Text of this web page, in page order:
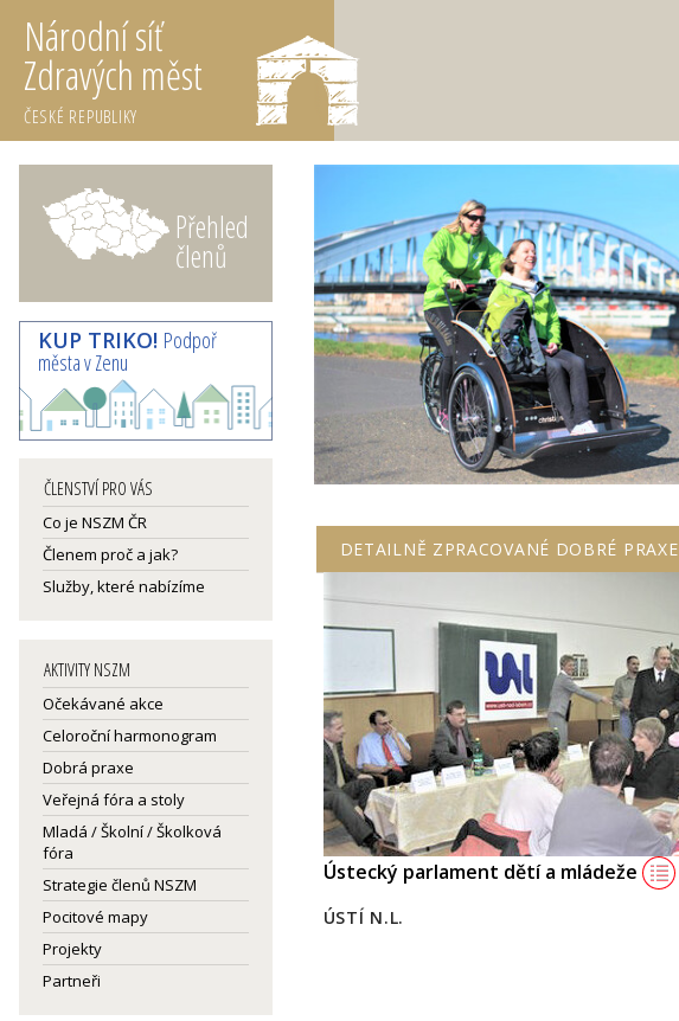
Národní síť
Zdravých měst
ČESKÉ REPUBLIKY
Přehled
členů
KUP TRIKO! Podpoř
města v Zenu
ČLENSTVÍ PRO VÁS
Co je NSZM ČR
Členem proč a jak?
Služby, které nabízíme
AKTIVITY NSZM
Očekávané akce
Celoroční harmonogram
Dobrá praxe
Veřejná fóra a stoly
Mladá / Školní / Školková
fóra
Strategie členů NSZM
Pocitové mapy
Projekty
Partneři
DETAILNĚ ZPRACOVANÉ DOBRÉ PRAXE
Ústecký parlament dětí a mládeže
ÚSTÍ N.L.